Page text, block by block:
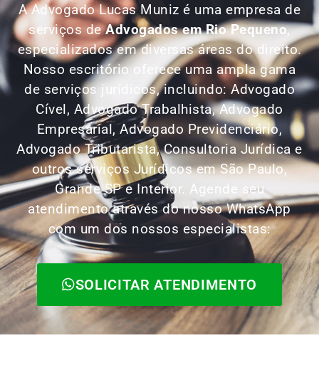
A Advogado Lucas Muniz é uma empresa de
serviços deAdvogadosem Rio Pequeno,
especializados em diversas áreas do direito.
Nosso escritório oferece uma ampla gama
de serviços jurídicos, incluindo: Advogado
Cível, Advogado Trabalhista, Advogado
Empresarial, Advogado Previdenciário,
Advogado Tributarista, Consultoria Jurídica e
outros serviços Jurídicos em São Paulo,
Grande SP e Interior. Agende seu
atendimento através do nosso WhatsApp
com um dos nossos especialistas:
SOLICITAR ATENDIMENTO